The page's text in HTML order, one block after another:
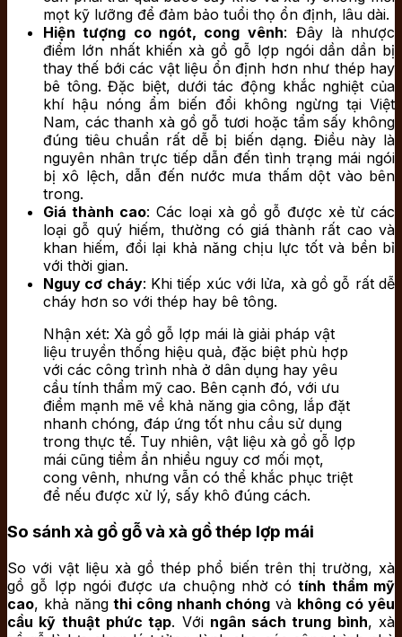
mọt kỹ lưỡng để đảm bảo tuổi thọ ổn định, lâu dài.
Hiện tượng co ngót, cong vênh: Đây là nhược
điểm lớn nhất khiến xà gồ gỗ lợp ngói dần dần bị
thay thế bới các vật liệu ổn định hơn như thép hay
bê tông. Đặc biệt, dưới tác động khắc nghiệt của
khí hậu nóng ẩm biến đổi không ngừng tại Việt
Nam, các thanh xà gồ gỗ tươi hoặc tẩm sấy không
đúng tiêu chuẩn rất dễ bị biến dạng. Điều này là
nguyên nhân trực tiếp dẫn đến tình trạng mái ngói
bị xô lệch, dẫn đến nước mưa thấm dột vào bên
trong.
Giá thành cao: Các loại xà gồ gỗ được xẻ từ các
loại gỗ quý hiếm, thường có giá thành rất cao và
khan hiếm, đổi lại khả năng chịu lực tốt và bền bỉ
với thời gian.
Nguy cơ cháy: Khi tiếp xúc với lửa, xà gồ gỗ rất dễ
cháy hơn so với thép hay bê tông.
Nhận xét: Xà gồ gỗ lợp mái là giải pháp vật
liệu truyền thống hiệu quả, đặc biệt phù hợp
với các công trình nhà ở dân dụng hay yêu
cầu tính thẩm mỹ cao. Bên cạnh đó, với ưu
điểm mạnh mẽ về khả năng gia công, lắp đặt
nhanh chóng, đáp ứng tốt nhu cầu sử dụng
trong thực tế. Tuy nhiên, vật liệu xà gồ gỗ lợp
mái cũng tiềm ẩn nhiều nguy cơ mối mọt,
cong vênh, nhưng vẫn có thể khắc phục triệt
để nếu được xử lý, sấy khô đúng cách.
So sánh xà gồ gỗ và xà gồ thép lợp mái
So với vật liệu xà gồ thép phổ biến trên thị trường, xà
gồ gỗ lợp ngói được ưa chuộng nhờ cótính thẩm mỹ
cao, khả năngthi công nhanh chóng và không có yêu
cầu kỹ thuật phức tạp. Với ngân sách trung bình, xà